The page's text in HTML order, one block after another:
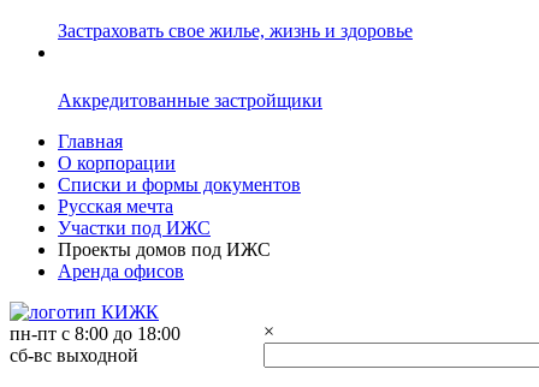
Застраховать свое жилье, жизнь и здоровье
Аккредитованные застройщики
Главная
О корпорации
Списки и формы документов
Русская мечта
Участки под ИЖС
Проекты домов под ИЖС
Аренда офисов
×
пн-пт с 8:00 до 18:00
сб-вс выходной